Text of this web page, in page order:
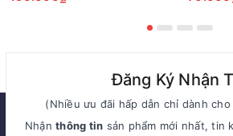
Đăng Ký Nhận
(Nhiều ưu đãi hấp dẫn chỉ dành
Nhậnthông tin sản phẩm mới nhất, tin